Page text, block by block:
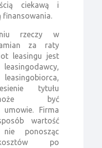
ciekawą i
finansowania.
rzeczy w
za raty
leasingu jest
tytułu
być
Firma
wartość
ponosząc
po